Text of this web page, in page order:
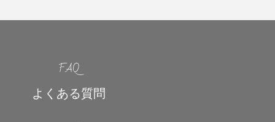
FAQ
よくある質問